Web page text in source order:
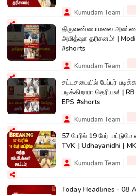
Kumudam Team
திருவண்ணாமலை
அமித்ஷா தரிசனம்! | Modi | BJP|
#shorts
Kumudam Team
சட்டசபையில் பேப்பர்
படிக்கிறாரா தெரியல! |
EPS #shorts
Kumudam Team
57 பேரில் 19 பேர்
TVK | Udhayanidhi |
Kumudam Team
Today Headlines - 08